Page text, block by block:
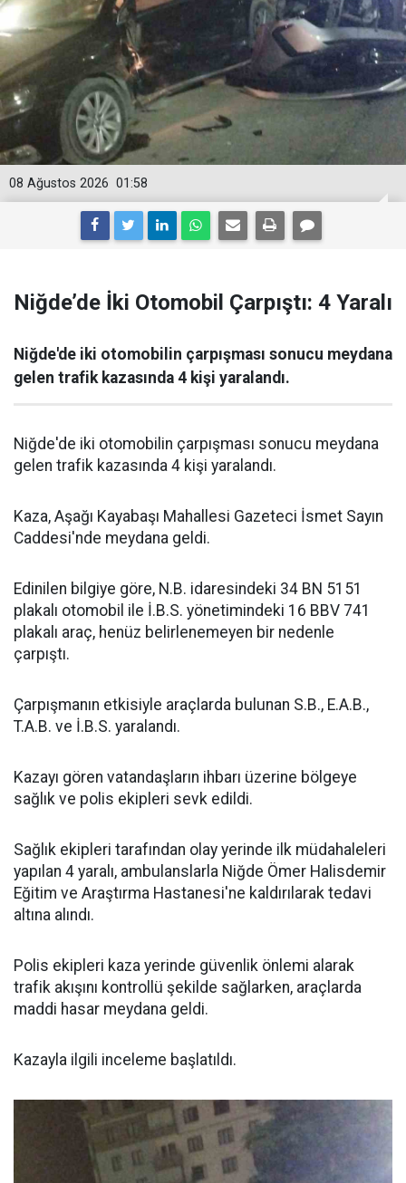
01:58
08 Ağustos 2026
Niğde’de İki Otomobil Çarpıştı: 4 Yaralı
Niğde'de iki otomobilin çarpışması sonucu meydana
gelen trafik kazasında 4 kişi yaralandı.
Niğde'de iki otomobilin çarpışması sonucu meydana
gelen trafik kazasında 4 kişi yaralandı.
Kaza, Aşağı Kayabaşı Mahallesi Gazeteci İsmet Sayın
Caddesi'nde meydana geldi.
Edinilen bilgiye göre, N.B. idaresindeki 34 BN 5151
plakalı otomobil ile İ.B.S. yönetimindeki 16 BBV 741
plakalı araç, henüz belirlenemeyen bir nedenle
çarpıştı.
Çarpışmanın etkisiyle araçlarda bulunan S.B., E.A.B.,
T.A.B. ve İ.B.S. yaralandı.
Kazayı gören vatandaşların ihbarı üzerine bölgeye
sağlık ve polis ekipleri sevk edildi.
Sağlık ekipleri tarafından olay yerinde ilk müdahaleleri
yapılan 4 yaralı, ambulanslarla Niğde Ömer Halisdemir
Eğitim ve Araştırma Hastanesi'ne kaldırılarak tedavi
altına alındı.
Polis ekipleri kaza yerinde güvenlik önlemi alarak
trafik akışını kontrollü şekilde sağlarken, araçlarda
maddi hasar meydana geldi.
Kazayla ilgili inceleme başlatıldı.